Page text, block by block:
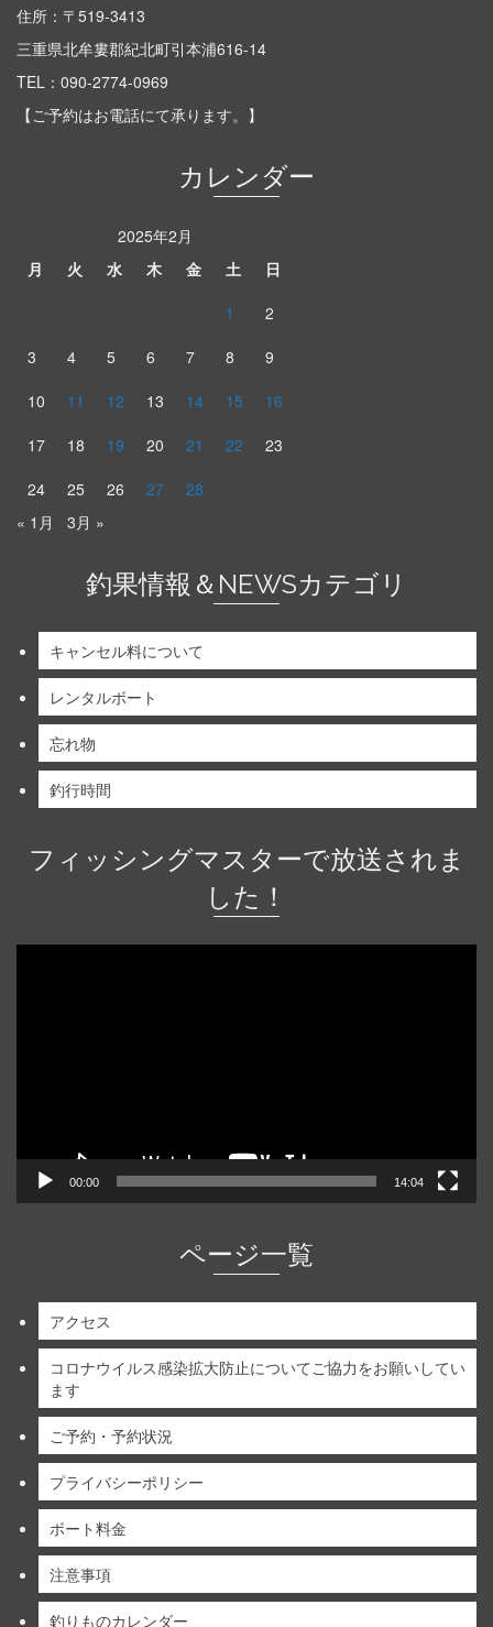
住所：〒519-3413
三重県北牟婁郡紀北町引本浦616-14
TEL： 090-2774-0969
【ご予約はお電話にて承ります。】
カレンダー
2025年2月
月
火 水 木 金 土
日
1
2
3
4 5 6 7 8
9
10
11 12 13 14 15
16
17
18 19 20 21 22
23
24
25 26 27
28
« 1月
3月 »
釣果情報＆NEWSカテゴリ
キャンセル料について
レンタルボート
忘れ物
釣行時間
フィッシングマスターで放送されま
した！
00:00 14:04
ページ一覧
アクセス
コロナウイルス感染拡大防止についてご協力をお願いしてい
ます
ご予約・予約状況
プライバシーポリシー
ボート料金
注意事項
釣りものカレンダー